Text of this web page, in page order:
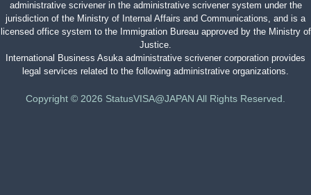
administrative scrivener in the administrative scrivener system under the
jurisdiction of the Ministry of Internal Affairs and Communications, and is a
licensed office system to the Immigration Bureau approved by the Ministry of
Justice.
International Business Asuka administrative scrivener corporation provides
legal services related to the following administrative organizations.
Copyright © 2026 StatusVISA@JAPAN All Rights Reserved.